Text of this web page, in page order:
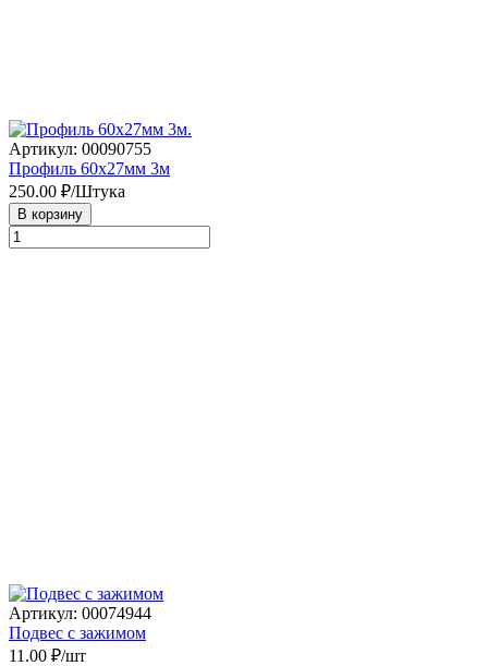
Артикул: 00090755
Профиль 60х27мм 3м
250.00 ₽/Штука
В корзину
Артикул: 00074944
Подвес с зажимом
11.00 ₽/шт